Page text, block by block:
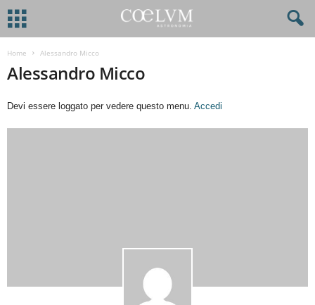
Home Alessandro Micco
Alessandro Micco
Devi essere loggato per vedere questo menu. Accedi